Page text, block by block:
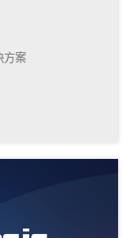
方案